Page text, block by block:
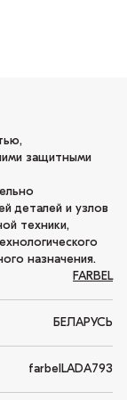
защитными
деталей и узлов
техники,
назначения.
FARBEL
БЕЛАРУСЬ
farbelLADA793